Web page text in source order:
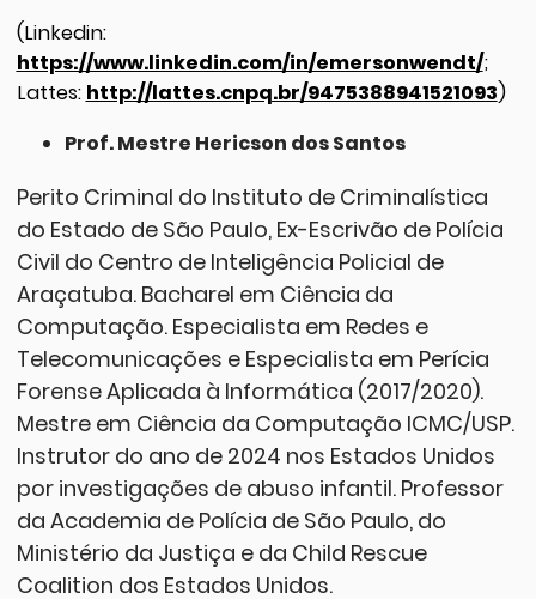
(Linkedin:
https://www.linkedin.com/in/emersonwendt/;
Lattes: http://lattes.cnpq.br/9475388941521093)
Prof. Mestre Hericson dos Santos
Perito Criminal do Instituto de Criminalística
do Estado de São Paulo, Ex-Escrivão de Polícia
Civil do Centro de Inteligência Policial de
Araçatuba. Bacharel em Ciência da
Computação. Especialista em Redes e
Telecomunicações e Especialista em Perícia
Forense Aplicada à Informática (2017/2020).
Mestre em Ciência da Computação ICMC/USP.
Instrutor do ano de 2024 nos Estados Unidos
por investigações de abuso infantil. Professor
da Academia de Polícia de São Paulo, do
Ministério da Justiça e da Child Rescue
Coalition dos Estados Unidos.